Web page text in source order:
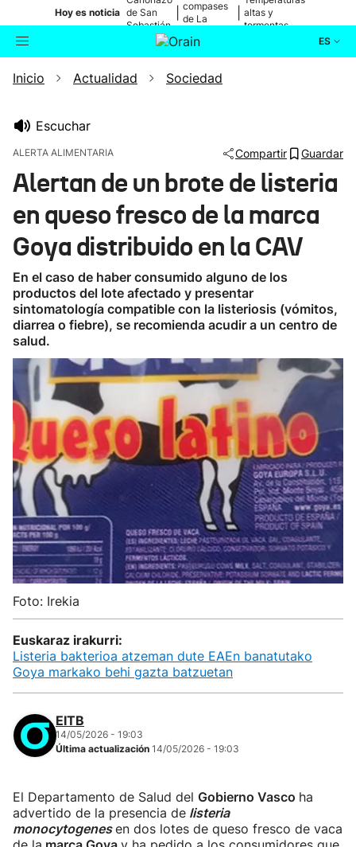
Hoy es noticia de San
Sebastián
compases
de La
altas y
tormentas
ES
Buscador Actualidad
Ikusmiran
Eguraldia
Inicio Actualidad Sociedad
Escuchar
ALERTA ALIMENTARIA Compartir Guardar
Alertan de un brote de listeria
en queso fresco de la marca
Goya distribuido en la CAV
En el caso de haber consumido alguno de los
productos del lote afectado y presentar
sintomatología compatible con la listeriosis (vómitos,
diarrea o fiebre), se recomienda acudir a un centro de
salud.
Foto: Irekia
Euskaraz irakurri:
Listeria bakterioa atzeman dute EAEn banatutako
Goya markako behi gazta batzuetan
EITB
14/05/2026 - 19:03
Última actualización 14/05/2026 - 19:03
El Departamento de Salud del Gobierno Vasco ha
advertido de la presencia de listeria
monocytogenes en dos lotes de queso fresco de vaca